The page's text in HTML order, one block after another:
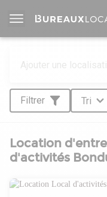
Filtrer Tri
Location
d'activités